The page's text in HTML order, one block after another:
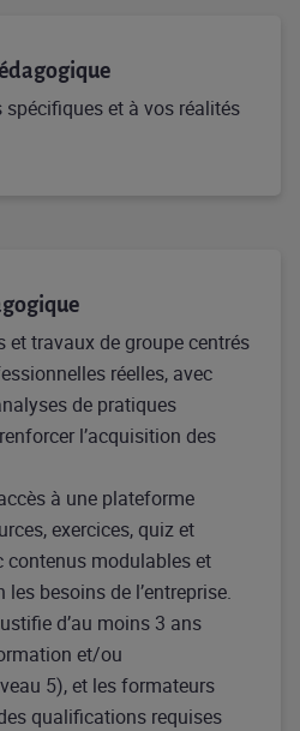
et à vos réalités
et travaux de groupe centrés
réelles, avec
de pratiques
l’acquisition des
à une plateforme
exercices, quiz et
contenus modulables et
besoins de l’entreprise.
d’au moins 3 ans
et/ou
5), et les formateurs
qualifications requises